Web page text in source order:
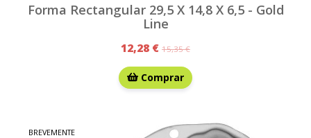
Forma Rectangular 29,5 X 14,8 X 6,5 - Gold
Line
12,28 € 15,35 €
Comprar
BREVEMENTE